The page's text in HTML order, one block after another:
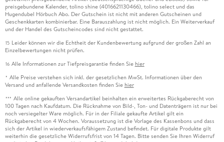
preisgebundene Kalender, tolino shine (4016621130466), tolino select und das
Hugendubel Hörbuch Abo. Der Gutschein ist nicht mit anderen Gutscheinen und
Geschenkkarten kombinierbar. Eine Barauszahlung ist nicht möglich. Ein Weiterverkauf
und der Handel des Gutscheincodes sind nicht gestattet.
15 Leider können wir die Echtheit der Kundenbewertung aufgrund der großen Zahl an
Einzelbewertungen nicht prüfen.
16 Alle Informationen zur Tiefpreisgarantie finden Sie hier
* Alle Preise verstehen sich inkl. der gesetzlichen MwSt. Informationen über den
Versand und anfallende Versandkosten finden Sie hier
*** Alle online gekauften Versandartikel beinhalten ein erweitertes Rückgaberecht von
100 Tagen nach Kaufdatum. Die Rücknahme von Bild-, Ton- und Datenträgern ist nur bei
noch versiegelter Ware möglich. Für in der Filiale gekaufte Artikel gilt ein
Rückgaberecht von 4 Wochen. Voraussetzung ist die Vorlage des Kassenbons und dass
sich der Artikel in wiederverkaufsfähigem Zustand befindet. Für digitale Produkte gilt
weiterhin die gesetzliche Widerrufsfrist von 14 Tagen. Bitte senden Sie Ihren Widerruf